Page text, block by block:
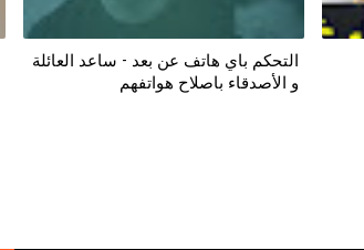
التحكم باي هاتف عن بعد - ساعد العائلة
و الأصدقاء باصلاح هواتفهم